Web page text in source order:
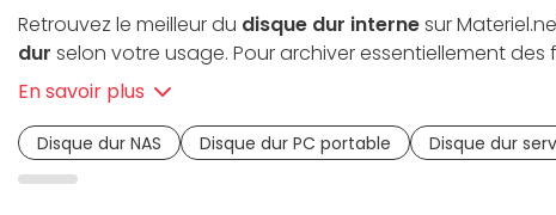
Retrouvez le meilleur du disque dur internesur
dur selon votre usage. Pour archiver essentiellement
pour votrePC de jeu
de disques durs pouvant être montés en RAID dans des
gérer des flux importants. Avec une endurance à toute
deux formats de disque dur vous sont proposés : le 3.5"
En savoir plus
Disque dur NAS Disque dur PC portable Disque dur